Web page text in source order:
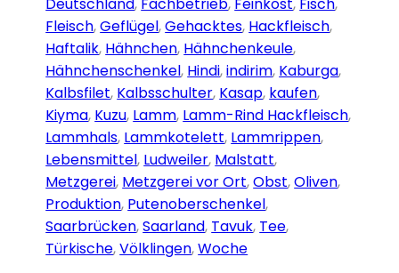
Fleisch,Geflügel,Gehacktes, Hackfleisch,
Haftalik, Hähnchen, Hähnchenkeule,
Hähnchenschenkel, Hindi,indirim, Kaburga,
Kalbsfilet, Kalbsschulter, Kasap, kaufen,
Kiyma, Kuzu, Lamm, Lamm-Rind Hackfleisch,
Lammhals, Lammkotelett, Lammrippen,
Lebensmittel, Ludweiler, Malstatt,
Metzgerei, Metzgerei vor Ort,Obst,Oliven,
Produktion, Putenoberschenkel,
Saarbrücken,Saarland, Tavuk, Tee,
Türkische,Völklingen,Woche